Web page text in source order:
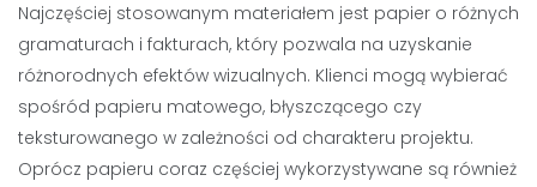
Najczęściej stosowanym materiałem jest papier o różnych
gramaturach i fakturach, który pozwala na uzyskanie
różnorodnych efektów wizualnych. Klienci mogą wybierać
spośród papieru matowego, błyszczącego czy
teksturowanego w zależności od charakteru projektu.
Oprócz papieru coraz częściej wykorzystywane są również